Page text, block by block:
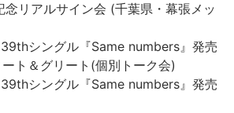
リアルサイン会 (千葉県・幕張メッ
シングル『Same numbers』発売
ト＆グリート(個別トーク会)
シングル『Same numbers』発売